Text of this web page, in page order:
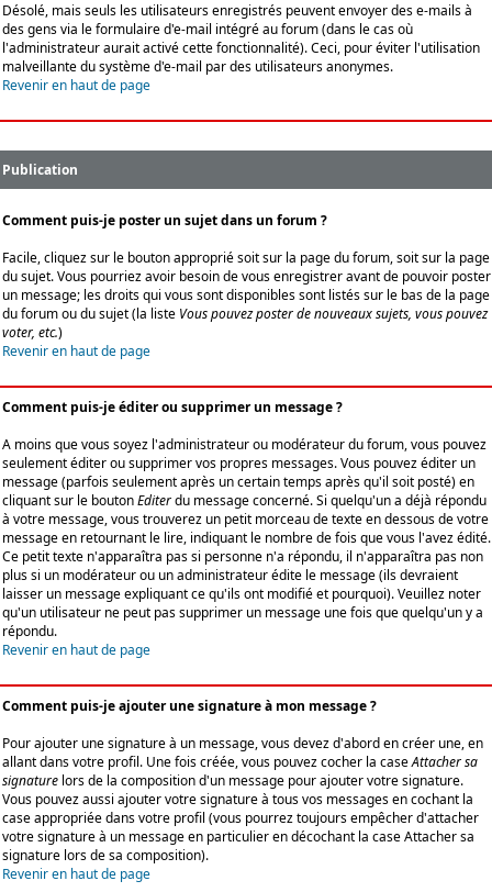
Désolé, mais seuls les utilisateurs enregistrés peuvent envoyer des e-mails à
des gens via le formulaire d'e-mail intégré au forum (dans le cas où
l'administrateur aurait activé cette fonctionnalité). Ceci, pour éviter l'utilisation
malveillante du système d'e-mail par des utilisateurs anonymes.
Revenir en haut de page
Publication
Comment puis-je poster un sujet dans un forum ?
Facile, cliquez sur le bouton approprié soit sur la page du forum, soit sur la page
du sujet. Vous pourriez avoir besoin de vous enregistrer avant de pouvoir poster
un message; les droits qui vous sont disponibles sont listés sur le bas de la page
du forum ou du sujet (la liste Vous pouvez poster de nouveaux sujets, vous pouvez
voter, etc.)
Revenir en haut de page
Comment puis-je éditer ou supprimer un message ?
A moins que vous soyez l'administrateur ou modérateur du forum, vous pouvez
seulement éditer ou supprimer vos propres messages. Vous pouvez éditer un
message (parfois seulement après un certain temps après qu'il soit posté) en
cliquant sur le boutonEditerdu message concerné. Si quelqu'un a déjà répondu
à votre message, vous trouverez un petit morceau de texte en dessous de votre
message en retournant le lire, indiquant le nombre de fois que vous l'avez édité.
Ce petit texte n'apparaîtra pas si personne n'a répondu, il n'apparaîtra pas non
plus si un modérateur ou un administrateur édite le message (ils devraient
laisser un message expliquant ce qu'ils ont modifié et pourquoi). Veuillez noter
qu'un utilisateur ne peut pas supprimer un message une fois que quelqu'un y a
répondu.
Revenir en haut de page
Comment puis-je ajouter une signature à mon message ?
Pour ajouter une signature à un message, vous devez d'abord en créer une, en
allant dans votre profil. Une fois créée, vous pouvez cocher la caseAttacher sa
signature lors de la composition d'un message pour ajouter votre signature.
Vous pouvez aussi ajouter votre signature à tous vos messages en cochant la
case appropriée dans votre profil (vous pourrez toujours empêcher d'attacher
votre signature à un message en particulier en décochant la case Attacher sa
signature lors de sa composition).
Revenir en haut de page